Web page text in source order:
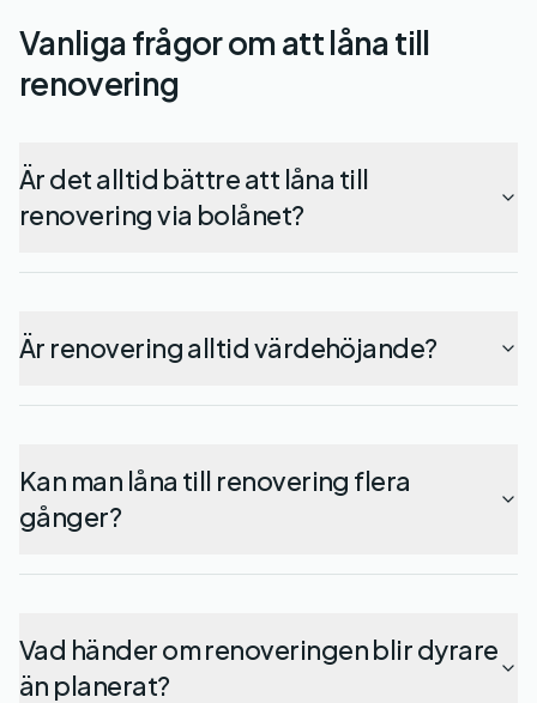
Vanliga frågor om att låna till
renovering
Är det alltid bättre att låna till
renovering via bolånet?
Är renovering alltid värdehöjande?
Kan man låna till renovering flera
gånger?
Vad händer om renoveringen blir dyrare
än planerat?